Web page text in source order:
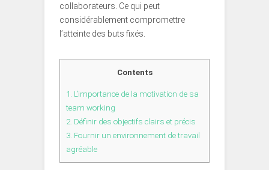
collaborateurs. Ce qui peut
considérablement compromettre
l’atteinte des buts fixés.
Contents
1. L’importance de la motivation de sa
team working
2. Définir des objectifs clairs et précis
3. Fournir un environnement de travail
agréable